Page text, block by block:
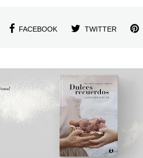
FACEBOOK TWITTER